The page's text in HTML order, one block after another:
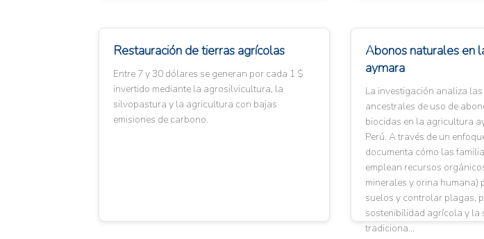
Restauración de tierras agrícolas
Entre 7 y 30 dólares se generan por cada 1 $
invertido mediante la agrosilvicultura, la
silvopastura y la agricultura con bajas
emisiones de carbono.
Abonos naturales en
aymara
La investigación analiza
ancestrales de uso de
biocidas en la agricultura
Perú. A través de un
documenta cómo las
emplean recursos
minerales y orina humana)
suelos y controlar plagas,
sostenibilidad agrícola y la
tradiciona...